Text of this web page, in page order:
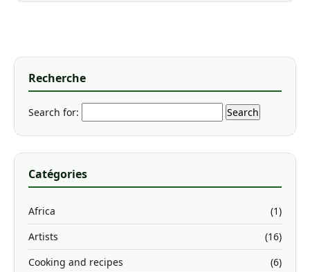
Recherche
Search for:
Catégories
Africa
(1)
Artists
(16)
Cooking and recipes
(6)